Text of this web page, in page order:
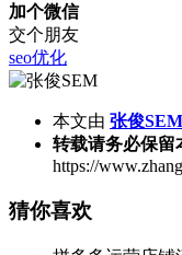
加个微信
交个朋友
seo优化
本文由 张俊SEM
转载请务必保留
https://
猜你喜欢